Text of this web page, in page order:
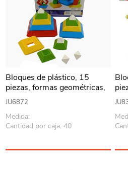
Bloques de plástico, 15
piezas, formas geométricas,
en caja
JU6872
Medida:
Cantidad por caja: 40